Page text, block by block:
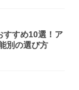
すすめ10選！ア
別の選び方